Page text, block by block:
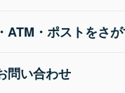
ATM・ポストをさ
問い合わせ